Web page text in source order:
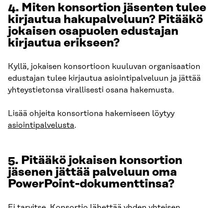
4. Miten konsortion jäsenten tulee
kirjautua hakupalveluun? Pitääkö
jokaisen osapuolen edustajan
kirjautua erikseen?
Kyllä, jokaisen konsortioon kuuluvan organisaation
edustajan tulee kirjautua asiointipalveluun ja jättää
yhteystietonsa virallisesti osana hakemusta.
Lisää ohjeita konsortiona hakemiseen löytyy
asiointipalvelusta.
5. Pitääkö jokaisen konsortion
jäsenen jättää palveluun oma
PowerPoint-dokumenttinsa?